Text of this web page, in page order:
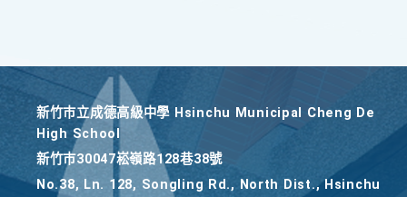
新竹巿立成德高級中學 Hsinchu Municipal Cheng De
High School
新竹巿30047崧嶺路128巷38號
No.38, Ln. 128, Songling Rd., North Dist., Hsinchu